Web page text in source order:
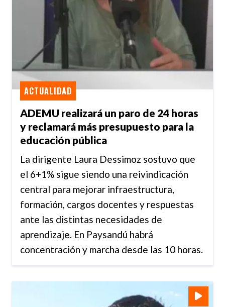
ADEMU realizará un paro de 24 horas
y reclamará más presupuesto para la
educación pública
ACTUALIDAD
La dirigente Laura Dessimoz sostuvo que
el 6+1% sigue siendo una reivindicación
central para mejorar infraestructura,
formación, cargos docentes y respuestas
ante las distintas necesidades de
aprendizaje. En Paysandú habrá
concentración y marcha desde las 10 horas.